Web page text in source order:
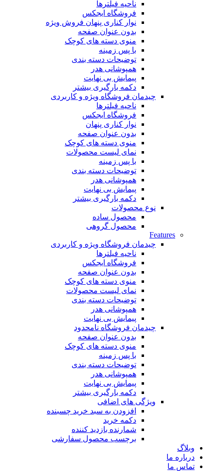
ناحیه فیلترها
فروشگاه ایجکس
نوار کناری پنهان فروش ویژه
بدون عنوان صفحه
منوی دسته های کوچک
با پس زمینه
توضیحات دسته بندی
همپوشانی هدر
پیمایش بی نهایت
دکمه بارگیری بیشتر
چیدمان فروشگاه ویژه و کاربردی
ناحیه فیلترها
فروشگاه ایجکس
نوار کناری پنهان
بدون عنوان صفحه
منوی دسته های کوچک
نمای لیست محصولات
با پس زمینه
توضیحات دسته بندی
همپوشانی هدر
پیمایش بی نهایت
دکمه بارگیری بیشتر
نوع محصولات
محصول ساده
محصول گروهی
Features
چیدمان فروشگاه ویژه و کاربردی
ناحیه فیلترها
فروشگاه ایجکس
بدون عنوان صفحه
منوی دسته های کوچک
نمای لیست محصولات
توضیحات دسته بندی
همپوشانی هدر
پیمایش بی نهایت
چیدمان فروشگاه نامحدود
بدون عنوان صفحه
منوی دسته های کوچک
با پس زمینه
توضیحات دسته بندی
همپوشانی هدر
پیمایش بی نهایت
دکمه بارگیری بیشتر
ویژگی های اضافی
افزودن به سبد خرید چسبنده
دکمه خرید
شمارنده بازدید کننده
برچسب محصول سفارشی
وبلاگ
درباره ما
تماس ما